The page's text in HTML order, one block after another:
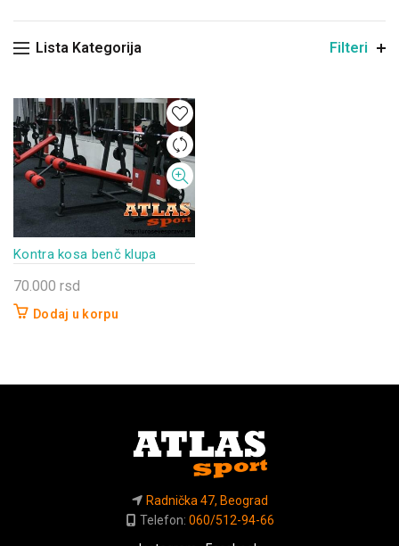
Lista Kategorija Filteri
Kontra kosa benč klupa
70.000 rsd
Dodaj u korpu
Radnička 47, Beograd
Telefon: 060/512-94-66